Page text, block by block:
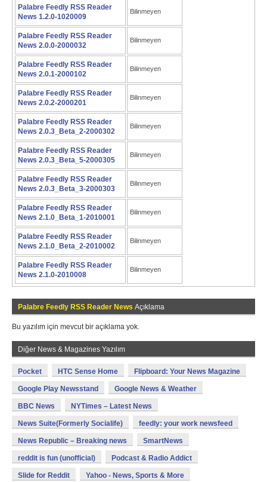
Palabre Feedly RSS Reader
News 1.2.0-1020009
Bilinmeyen
Palabre Feedly RSS Reader
News 2.0.0-2000032
Bilinmeyen
Palabre Feedly RSS Reader
News 2.0.1-2000102
Bilinmeyen
Palabre Feedly RSS Reader
News 2.0.2-2000201
Bilinmeyen
Palabre Feedly RSS Reader
News 2.0.3_Beta_2-2000302
Bilinmeyen
Palabre Feedly RSS Reader
News 2.0.3_Beta_5-2000305
Bilinmeyen
Palabre Feedly RSS Reader
News 2.0.3_Beta_3-2000303
Bilinmeyen
Palabre Feedly RSS Reader
News 2.1.0_Beta_1-2010001
Bilinmeyen
Palabre Feedly RSS Reader
News 2.1.0_Beta_2-2010002
Bilinmeyen
Palabre Feedly RSS Reader
News 2.1.0-2010008
Bilinmeyen
Palabre Feedly RSS Reader News Açıklama
Bu yazılım için mevcut bir açıklama yok.
Diğer News & Magazines Yazılım
Pocket HTC Sense Home Flipboard: Your News Magazine
Google Play Newsstand Google News & Weather
BBC News NYTimes – Latest News
News Suite(Formerly Socialife) feedly: your work newsfeed
News Republic – Breaking news SmartNews
reddit is fun (unofficial) Podcast & Radio Addict
Slide for Reddit Yahoo - News, Sports & More